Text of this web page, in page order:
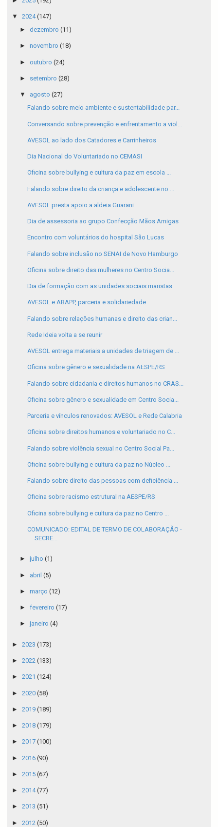
▼ 2024(147)
► dezembro (11)
► novembro (18)
► outubro (24)
► setembro (28)
▼ agosto (27)
Falando sobre meio ambiente e sustentabilidade par...
Conversando sobre prevenção e enfrentamento a viol...
AVESOL ao lado dos Catadores e Carrinheiros
Dia Nacional do Voluntariado no CEMASI
Oficina sobre bullying e cultura da paz em escola ...
Falando sobre direito da criança e adolescente no ...
AVESOL presta apoio a aldeia Guarani
Dia de assessoria ao grupo Confecção Mãos Amigas
Encontro com voluntários do hospital São Lucas
Falando sobre inclusão no SENAI de Novo Hamburgo
Oficina sobre direito das mulheres no Centro Socia...
Dia de formação com as unidades sociais maristas
AVESOL e ABAPP, parceria e solidariedade
Falando sobre relações humanas e direito das crian...
Rede Ideia volta a se reunir
AVESOL entrega materiais a unidades de triagem de ...
Oficina sobre gênero e sexualidade na AESPE/RS
Falando sobre cidadania e direitos humanos no CRAS...
Oficina sobre gênero e sexualidade em Centro Socia...
Parceria e vínculos renovados: AVESOL e Rede Calabria
Oficina sobre direitos humanos e voluntariado no C...
Falando sobre violência sexual no Centro Social Pa...
Oficina sobre bullying e cultura da paz no Núcleo ...
Falando sobre direito das pessoas com deficiência ...
Oficina sobre racismo estrutural na AESPE/RS
Oficina sobre bullying e cultura da paz no Centro ...
COMUNICADO: EDITAL DE TERMO DE COLABORAÇÃO -
SECRE...
► julho (1)
► abril (5)
► março (12)
► fevereiro (17)
► janeiro (4)
► 2023 (173)
► 2022 (133)
► 2021 (124)
► 2020 (58)
► 2019 (189)
► 2018 (179)
► 2017 (100)
► 2016 (90)
► 2015 (67)
► 2014(77)
► 2013 (51)
► 2012 (50)